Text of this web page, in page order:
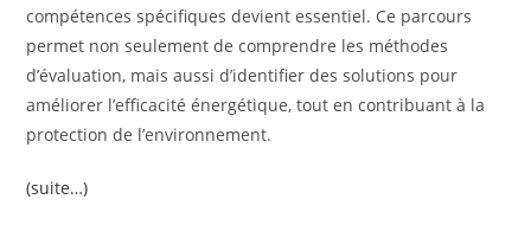
compétences spécifiques devient essentiel. Ce parcours
permet non seulement de comprendre les méthodes
d’évaluation, mais aussi d’identifier des solutions pour
améliorer l’efficacité énergétique, tout en contribuant à la
protection de l’environnement.
(suite…)